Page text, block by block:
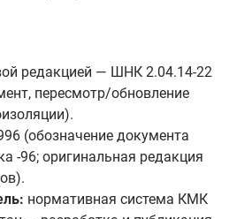
редакцией — ШНК 2.04.14-22
пересмотр/обновление
(обозначение документа
-96; оригинальная редакция
нормативная система КМК